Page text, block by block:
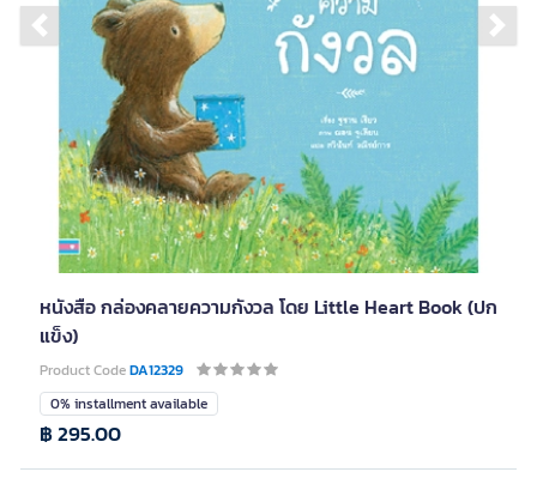
Previous slide
หนังสือ กล่องคลายความกังวล โดย Little Heart Book (ปก
แข็ง)
Product CodeDA12329
0% installment available
฿ 295.00